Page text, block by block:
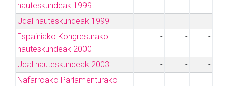
hauteskundeak 1999
Udal hauteskundeak 1999 - -
-
Espainiako Kongresurako
hauteskundeak 2000
- - -
Udal hauteskundeak 2003 - -
-
Nafarroako Parlamenturako
- - -